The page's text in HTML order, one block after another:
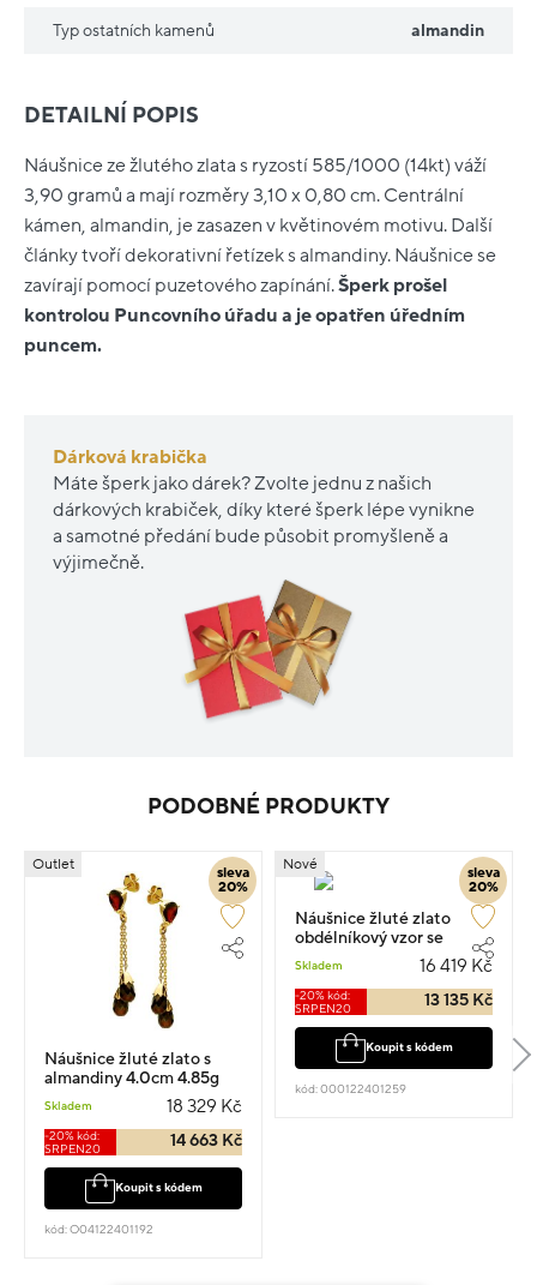
DETAILNÍ POPIS
Náušnice ze žlutého zlata s ryzostí 585/1000 (14kt) váží
3,90 gramů a mají rozměry 3,10 x 0,80 cm. Centrální
kámen, almandin, je zasazen v květinovém motivu. Další
články tvoří dekorativní řetízek s almandiny. Náušnice se
zavírají pomocí puzetového zapínání.Šperk prošel
kontrolou Puncovního úřadu a je opatřen úředním
puncem.
Dárková krabička
Máte šperk jako dárek? Zvolte jednu z našich
dárkových krabiček, díky které šperk lépe vynikne
a samotné předání bude působit promyšleně a
výjimečně.
Typ ostatních kamenů almandin
PODOBNÉ PRODUKTY
sleva
20%
Outlet
Náušnice žluté zlato s
almandiny 4.0cm 4.85g
Skladem 18 329 Kč
-20% kód:
SRPEN20
14 663 Kč
Koupit s kódem
kód: O04122401192
sleva
20%
Nové
Náušnice žluté zlato
obdélníkový vzor se
zirkony 1.3cm 3.6g
Skladem 16 419 Kč
-20% kód:
SRPEN20
13 135 Kč
Koupit s kódem
kód: 000122401259